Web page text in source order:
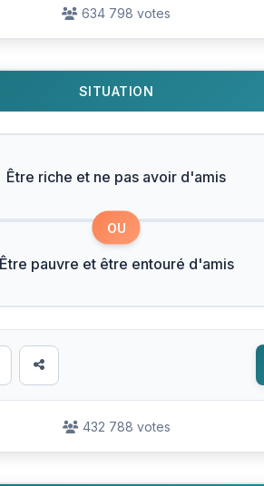
634 798 votes
SITUATION
Être riche et ne pas avoir d'amis
OU
Être pauvre et être entouré d'amis
432 788 votes